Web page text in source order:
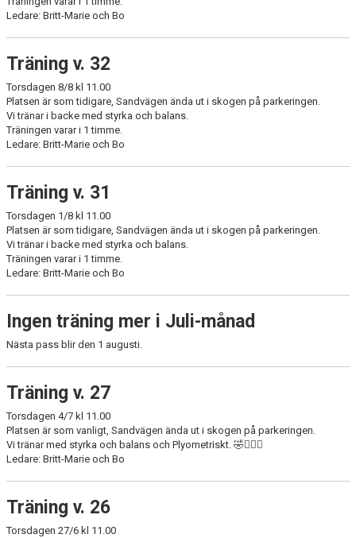
Ledare: Britt-Marie och Bo
Träning v. 32
Torsdagen 8/8 kl 11.00
Platsen är som tidigare, Sandvägen ända ut i skogen på parkeringen.
Vi tränar i backe med styrka och balans.
Träningen varar i 1 timme.
Ledare: Britt-Marie och Bo
Träning v. 31
Torsdagen 1/8 kl 11.00
Platsen är som tidigare, Sandvägen ända ut i skogen på parkeringen.
Vi tränar i backe med styrka och balans.
Träningen varar i 1 timme.
Ledare: Britt-Marie och Bo
Ingen träning mer i Juli-månad
Nästa pass blir den 1 augusti.
Träning v. 27
Torsdagen 4/7 kl 11.00
Platsen är som vanligt, Sandvägen ända ut i skogen på parkeringen.
Vi tränar med styrka och balans och Plyometriskt. 🤣🏋🏻‍♀️
Ledare: Britt-Marie och Bo
Träning v. 26
Torsdagen 27/6 kl 11.00